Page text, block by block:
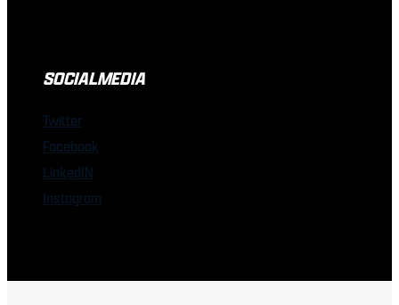
SOCIALMEDIA
Twitter
Facebook
LinkedIN
Instagram